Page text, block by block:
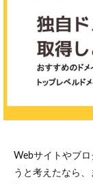
Webサイトやブ
うと考えたなら